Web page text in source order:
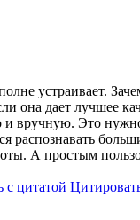
устраивает.
она дает лучшее
и вручную. Это
распознавать
А простым
с цитатой